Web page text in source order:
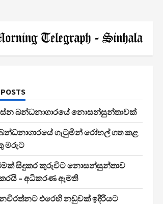
බන්ධනාගාරයේ නොසන්සුන්තාවක්
ගැටුමින් රෝහල් ගත කළ
මරුට
සිදුකර කුරුවිට නොසන්සුන්තාව
– අධිකරණ ඇමති
එරෙහි නඩුවක් ඉදිරියට